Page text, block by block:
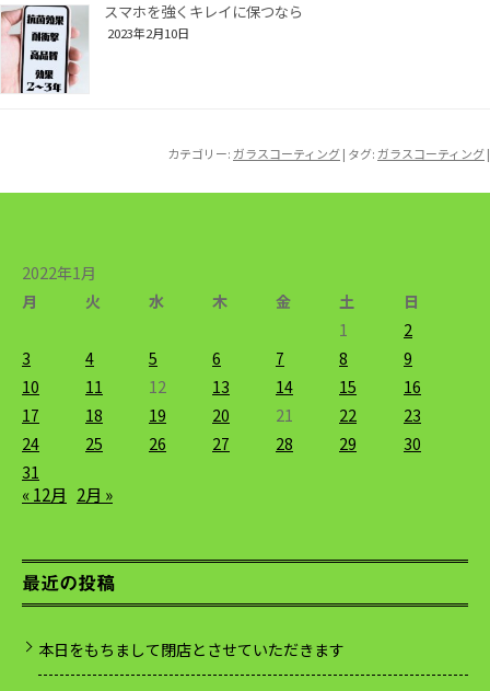
スマホを強くキレイに保つなら
2023年2月10日
カテゴリー: ガラスコーティング| タグ: ガラスコーティング|
2022年1月
月
火 水 木 金 土
日
1
2
3
4 5 6 7 8
9
10
11 12 13 14 15
16
17
18 19 20 21 22
23
24
25 26 27 28 29
30
31
« 12月 2月 »
最近の投稿
本日をもちまして閉店とさせていただきます